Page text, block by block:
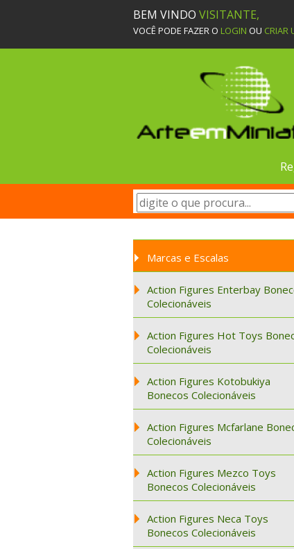
BEM VINDO VISITANTE,
VOCÊ PODE FAZER O LOGIN OU CRIAR
Marcas e Escalas
Action Figures Enterbay
Colecionáveis
Action Figures Hot Toys
Colecionáveis
Action Figures Kotobukiya
Bonecos Colecionáveis
Action Figures Mcfarlane
Colecionáveis
Action Figures Mezco Toys
Bonecos Colecionáveis
Action Figures Neca Toys
Bonecos Colecionáveis